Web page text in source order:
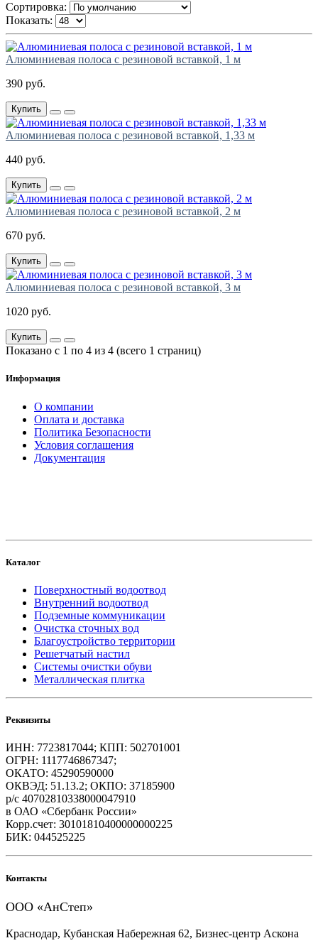
Сортировка:
Показать:
Алюминиевая полоса с резиновой вставкой, 1 м
390 руб.
Купить
Алюминиевая полоса с резиновой вставкой, 1,33 м
440 руб.
Купить
Алюминиевая полоса с резиновой вставкой, 2 м
670 руб.
Купить
Алюминиевая полоса с резиновой вставкой, 3 м
1020 руб.
Купить
Показано с 1 по 4 из 4 (всего 1 страниц)
Информация
О компании
Оплата и доставка
Политика Безопасности
Условия соглашения
Документация
Каталог
Поверхностный водоотвод
Внутренний водоотвод
Подземные коммуникации
Очистка сточных вод
Благоустройство территории
Решетчатый настил
Системы очистки обуви
Металлическая плитка
Реквизиты
ИНН: 7723817044; КПП: 502701001
ОГРН: 1117746867347;
ОКАТО: 45290590000
ОКВЭД: 51.13.2; ОКПО: 37185900
р/с 40702810338000047910
в ОАО «Сбербанк России»
Корр.счет: 30101810400000000225
БИК: 044525225
Контакты
ООО «АнСтеп»
Краснодар, Кубанская Набережная 62, Бизнес-центр Аскона